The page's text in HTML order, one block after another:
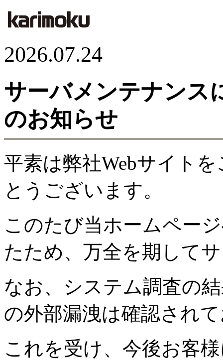
2026.07.24
サーバメンテナンス
のお知らせ
平素は弊社Webサイト
とうございます。
このたび当ホームペー
たため、万全を期して
なお、システム調査の
の外部漏洩は確認され
これを受け、今後お客